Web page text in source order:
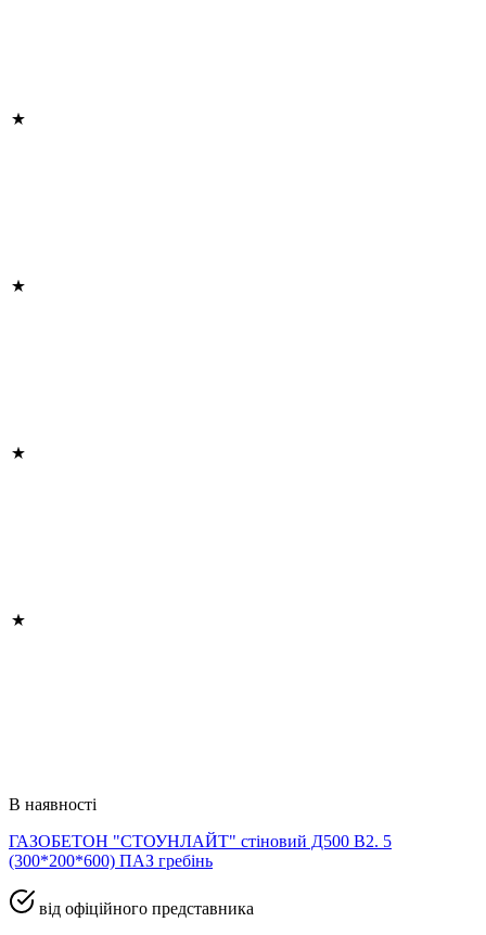
В наявності
ГАЗОБЕТОН "СТОУНЛАЙТ" стіновий Д500 В2. 5
(300*200*600) ПАЗ гребінь
від офіційного представника